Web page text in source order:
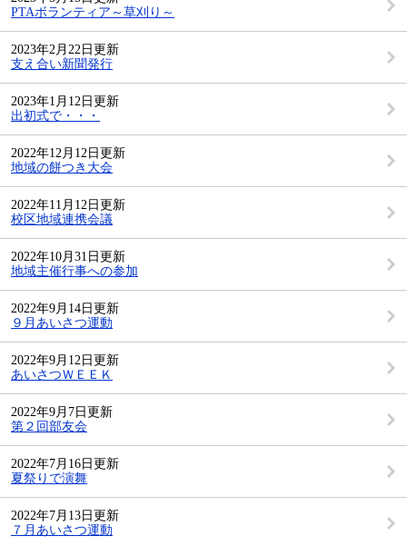
PTAボランティア～草刈り～
2023年2月22日更新
支え合い新聞発行
2023年1月12日更新
出初式で・・・
2022年12月12日更新
地域の餅つき大会
2022年11月12日更新
校区地域連携会議
2022年10月31日更新
地域主催行事への参加
2022年9月14日更新
９月あいさつ運動
2022年9月12日更新
あいさつＷＥＥＫ
2022年9月7日更新
第２回部友会
2022年7月16日更新
夏祭りで演舞
2022年7月13日更新
７月あいさつ運動